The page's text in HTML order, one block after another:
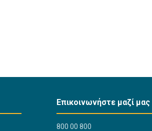
Επικοινωνήστε μαζί μας
800 00 800